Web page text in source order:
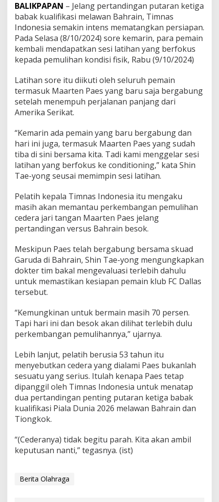
BALIKPAPAN – Jelang pertandingan putaran ketiga
babak kualifikasi melawan Bahrain, Timnas
Indonesia semakin intens mematangkan persiapan.
Pada Selasa (8/10/2024) sore kemarin, para pemain
kembali mendapatkan sesi latihan yang berfokus
kepada pemulihan kondisi fisik, Rabu (9/10/2024)
Latihan sore itu diikuti oleh seluruh pemain
termasuk Maarten Paes yang baru saja bergabung
setelah menempuh perjalanan panjang dari
Amerika Serikat.
“Kemarin ada pemain yang baru bergabung dan
hari ini juga, termasuk Maarten Paes yang sudah
tiba di sini bersama kita. Tadi kami menggelar sesi
latihan yang berfokus ke conditioning,” kata Shin
Tae-yong seusai memimpin sesi latihan.
Pelatih kepala Timnas Indonesia itu mengaku
masih akan memantau perkembangan pemulihan
cedera jari tangan Maarten Paes jelang
pertandingan versus Bahrain besok.
Meskipun Paes telah bergabung bersama skuad
Garuda di Bahrain, Shin Tae-yong mengungkapkan
dokter tim bakal mengevaluasi terlebih dahulu
untuk memastikan kesiapan pemain klub FC Dallas
tersebut.
“Kemungkinan untuk bermain masih 70 persen.
Tapi hari ini dan besok akan dilihat terlebih dulu
perkembangan pemulihannya,” ujarnya.
Lebih lanjut, pelatih berusia 53 tahun itu
menyebutkan cedera yang dialami Paes bukanlah
sesuatu yang serius. Itulah kenapa Paes tetap
dipanggil oleh Timnas Indonesia untuk menatap
dua pertandingan penting putaran ketiga babak
kualifikasi Piala Dunia 2026 melawan Bahrain dan
Tiongkok.
“(Cederanya) tidak begitu parah. Kita akan ambil
keputusan nanti,” tegasnya. (ist)
Berita Olahraga